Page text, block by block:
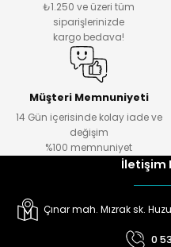
₺1.250 ve üzeri tüm
siparişlerinizde
kargo bedava!
Müşteri Memnuniyeti
14 Gün içerisinde kolay iade ve
değişim
%100 memnuniyet
İletişim
Çınar mah. Mızrak sk.
0